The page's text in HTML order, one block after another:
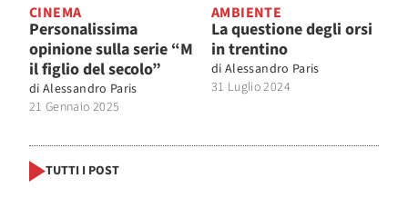
CINEMA
Personalissima
opinione sulla serie “M
il figlio del secolo”
di Alessandro Paris
21 Gennaio 2025
AMBIENTE
La questione degli orsi
in trentino
di Alessandro Paris
31 Luglio 2024
TUTTI I POST